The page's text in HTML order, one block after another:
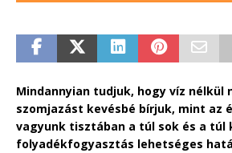
Mindannyian tudjuk, hogy víz nélkül
szomjazást kevésbé bírjuk, mint az
vagyunk tisztában a túl sok és a túl
folyadékfogyasztás lehetséges